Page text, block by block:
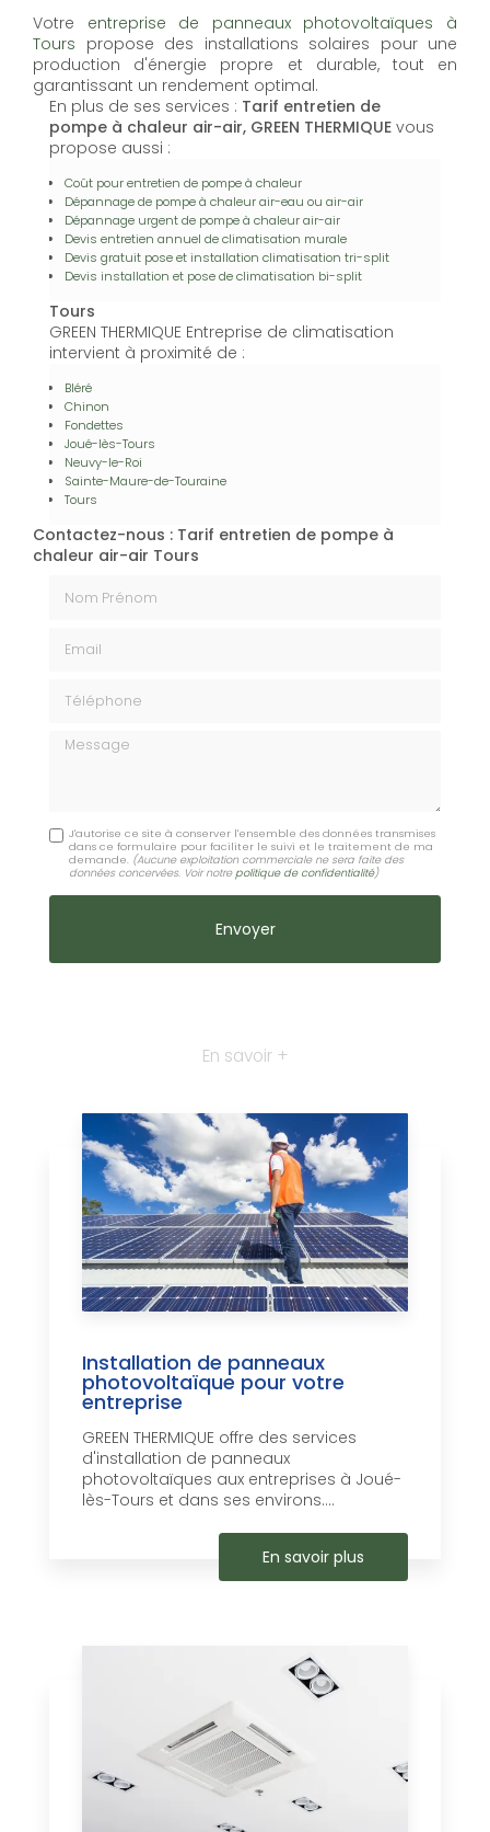
Votre entreprise de panneaux photovoltaïques à
Tours propose des installations solaires pour une
production d'énergie propre et durable, tout en
garantissant un rendement optimal.
En plus de ses services : Tarif entretien de
pompe à chaleur air-air, GREEN THERMIQUE vous
propose aussi :
Coût pour entretien de pompe à chaleur
Dépannage de pompe à chaleur air-eau ou air-air
Dépannage urgent de pompe à chaleur air-air
Devis entretien annuel de climatisation murale
Devis gratuit pose et installation climatisation tri-split
Devis installation et pose de climatisation bi-split
Tours
GREEN THERMIQUE Entreprise de climatisation
intervient à proximité de :
Bléré
Chinon
Fondettes
Joué-lès-Tours
Neuvy-le-Roi
Sainte-Maure-de-Touraine
Tours
Contactez-nous : Tarif entretien de pompe à
chaleur air-air Tours
Message
J'autorise ce site à conserver l'ensemble des données transmises
dans ce formulaire pour faciliter le suivi et le traitement de ma
demande. (Aucune exploitation commerciale ne sera faite des
données concervées. Voir notre politique de confidentialité)
En savoir +
Installation de panneaux
photovoltaïque pour votre
entreprise
GREEN THERMIQUE offre des services
d'installation de panneaux
photovoltaïques aux entreprises à Joué-
lès-Tours et dans ses environs....
En savoir plus